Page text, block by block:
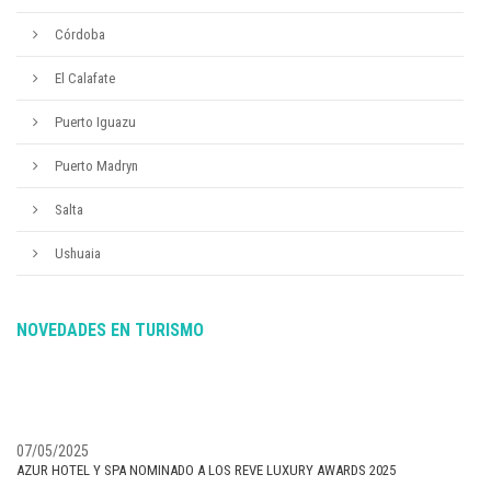
Córdoba
El Calafate
Puerto Iguazu
Puerto Madryn
Salta
Ushuaia
NOVEDADES EN TURISMO
07/05/2025
AZUR HOTEL Y SPA NOMINADO A LOS REVE LUXURY AWARDS 2025